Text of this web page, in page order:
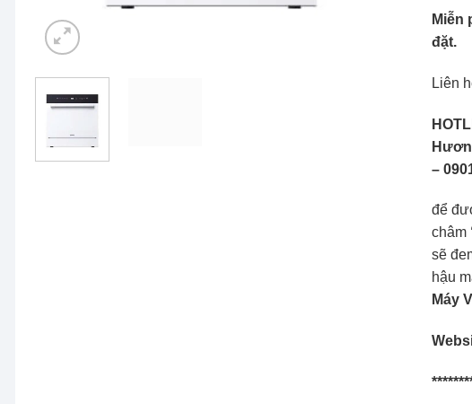
Miễn
đặt.
Liên
–
để
châm
sẽ
hậu
Máy